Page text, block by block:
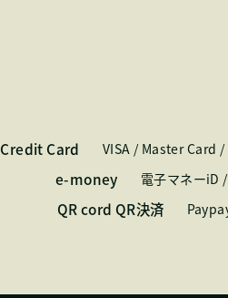
Credit Card VISA / Master Card /
e-money 電子マネーiD
QR cord QR決済